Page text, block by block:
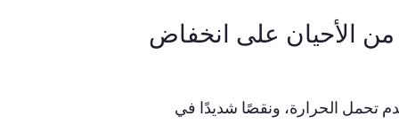
من الأحيان على انخفاض
تحمل الحرارة، ونقصًا شديدًا في